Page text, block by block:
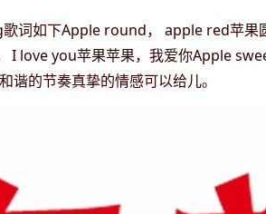
词如下Apple round， apple red苹果
I love you苹果苹果，我爱你Apple
谐的节奏真挚的情感可以给儿。